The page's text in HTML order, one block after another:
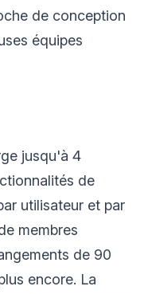
de conception
équipes
jusqu'à 4
de
utilisateur et par
membres
de 90
encore. La